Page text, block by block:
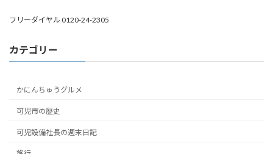
フリーダイヤル 0120-24-2305
カテゴリー
かにんちゅうグルメ
可児市の歴史
可児設備社長の週末日記